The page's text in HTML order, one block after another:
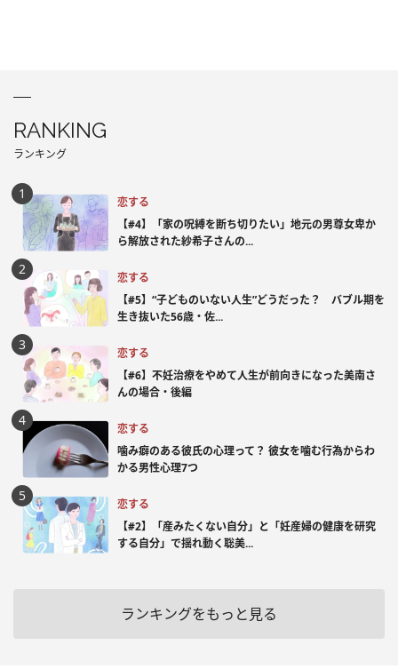
RANKING
ランキング
恋する
【#4】「家の呪縛を断ち切りたい」地元の男尊女卑か
ら解放された紗希子さんの...
恋する
【#5】“子どものいない人生”どうだった？ バブル期を
生き抜いた56歳・佐...
恋する
【#6】不妊治療をやめて人生が前向きになった美南さ
んの場合・後編
恋する
噛み癖のある彼氏の心理って？ 彼女を噛む行為からわ
かる男性心理7つ
恋する
【#2】「産みたくない自分」と「妊産婦の健康を研究
する自分」で揺れ動く聡美...
ランキングをもっと見る